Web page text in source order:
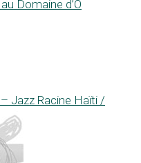
Domaine d’O
Jazz Racine Haïti /